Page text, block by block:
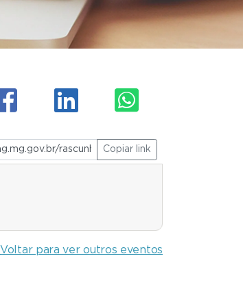
Copiar link
Voltar para ver outros eventos